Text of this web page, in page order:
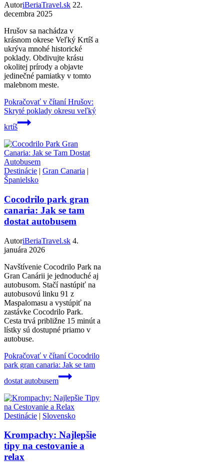
AutoriBeriaTravel.sk 22.
decembra 2025
Hrušov sa nachádza v
krásnom okrese Veľký Krtíš a
ukrýva mnohé historické
poklady. Obdivujte krásu
okolitej prírody a objavte
jedinečné pamiatky v tomto
malebnom meste.
Pokračovať v čítaníHrušov:
Skryté poklady okresu veľký
krtíš
Destinácie | Gran Canaria |
Španielsko
Cocodrilo park gran
canaria: Jak se tam
dostat autobusem
AutoriBeriaTravel.sk 4.
januára 2026
Navštívenie Cocodrilo Park na
Gran Canárii je jednoduché aj
autobusom. Stačí nastúpiť na
autobusovú linku 91 z
Maspalomasu a vystúpiť na
zastávke Cocodrilo Park.
Cesta trvá približne 15 minút a
lístky sú dostupné priamo v
autobuse.
Pokračovať v čítaníCocodrilo
park gran canaria: Jak se tam
dostat autobusem
Destinácie | Slovensko
Krompachy: Najlepšie
tipy na cestovanie a
relax